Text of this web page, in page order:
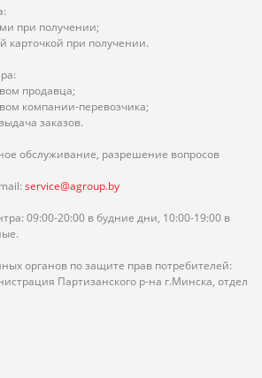
при получении;
карточкой при получении.
продавца;
компании-перевозчика;
заказов.
обслуживание, разрешение вопросов
service@agroup.by
09:00-20:00 в будние дни, 10:00-19:00 в
органов по защите прав потребителей:
Партизанского р-на г.Минска, отдел